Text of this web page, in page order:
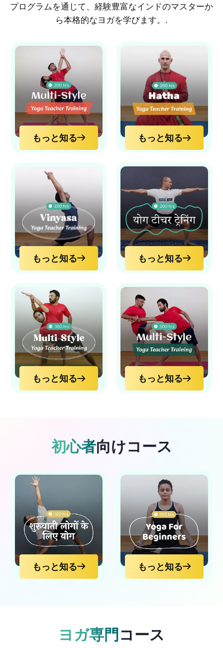
プログラムを通じて、経験豊富なインドのマスターか
ら本格的なヨガを学びます。.
もっと知る もっと知る
もっと知る もっと知る
もっと知る もっと知る
初心者向けコース
もっと知る もっと知る
ヨガ専門 コース
もっと知る
もっと知る
もっと知る もっと知る